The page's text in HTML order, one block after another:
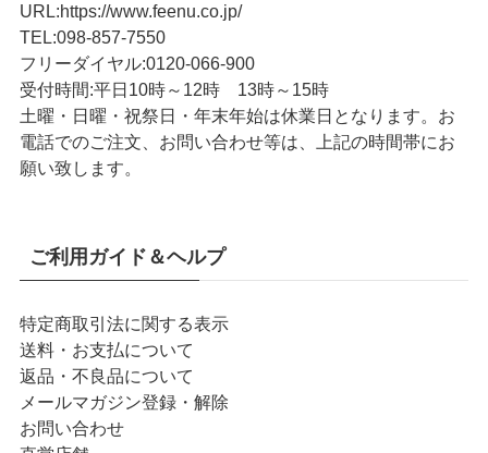
URL :https://www.feenu.co.jp/
TEL :098-857-7550
フリーダイヤル:0120-066-900
受付時間:平日10時～12時 13時～15時
土曜・日曜・祝祭日・年末年始は休業日となります。お
電話でのご注文、お問い合わせ等は、上記の時間帯にお
願い致します。
ご利用ガイド＆ヘルプ
特定商取引法に関する表示
送料・お支払について
返品・不良品について
メールマガジン登録・解除
お問い合わせ